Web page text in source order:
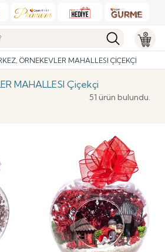
ÖRNEKEVLER MAHALLESI ÇIÇEKÇI
MAHALLESI Çiçekçi
51 ürün bulundu.